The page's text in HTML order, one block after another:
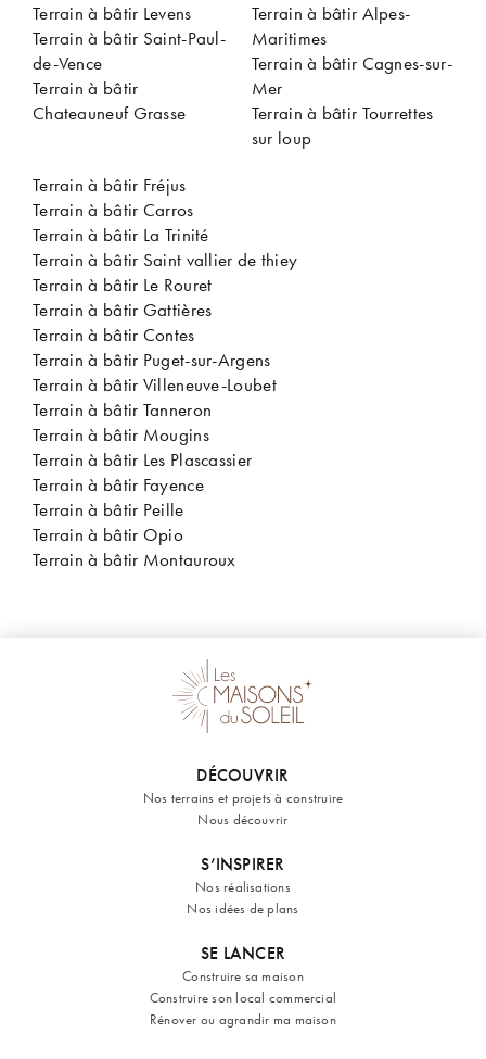
Terrain à bâtir Levens
Terrain à bâtir Saint-Paul-
de-Vence
Terrain à bâtir
Chateauneuf Grasse
Terrain à bâtir Alpes-
Maritimes
Terrain à bâtir Cagnes-sur-
Mer
Terrain à bâtir Tourrettes
sur loup
Terrain à bâtir Fréjus
Terrain à bâtir Carros
Terrain à bâtir La Trinité
Terrain à bâtir Saint vallier de thiey
Terrain à bâtir Le Rouret
Terrain à bâtir Gattières
Terrain à bâtir Contes
Terrain à bâtir Puget-sur-Argens
Terrain à bâtir Villeneuve-Loubet
Terrain à bâtir Tanneron
Terrain à bâtir Mougins
Terrain à bâtir Les Plascassier
Terrain à bâtir Fayence
Terrain à bâtir Peille
Terrain à bâtir Opio
Terrain à bâtir Montauroux
DÉCOUVRIR
Nos terrains et projets à construire
Nous découvrir
S’INSPIRER
Nos réalisations
Nos idées de plans
SE LANCER
Construire sa maison
Construire son local commercial
Rénover ou agrandir ma maison